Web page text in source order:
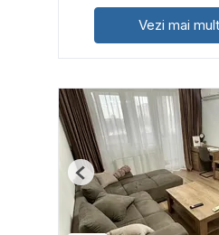
Vezi mai
Previous